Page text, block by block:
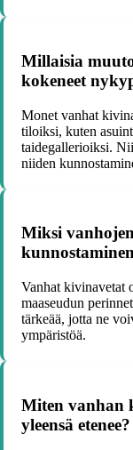
Millaisia
kokeneet
Monet vanhat
tiloiksi, kuten
taidegallerioiksi.
niiden
Miksi
Vanhat kivinavetat
maaseudun
tärkeää, jotta ne
ympäristöä.
Miten vanhan
yleensä etenee?